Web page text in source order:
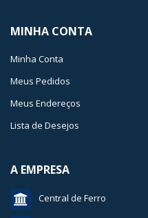
MINHA CONTA
Minha Conta
Meus Pedidos
Meus Endereços
Lista de Desejos
A EMPRESA
Central de Ferro